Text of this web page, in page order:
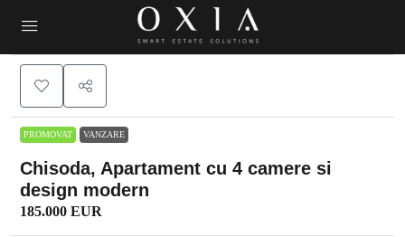
PROMOVAT VANZARE
Chisoda, Apartament cu 4 camere si
design modern
185.000 EUR